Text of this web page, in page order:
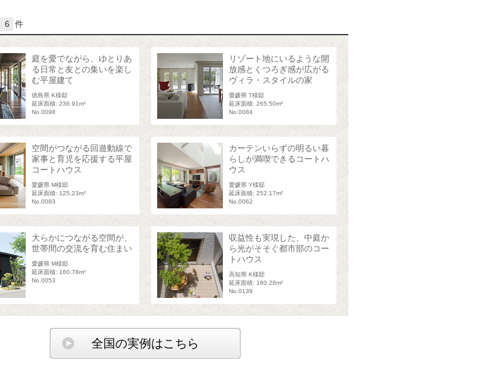
6 件
庭を愛でながら、ゆとりあ
る日常と友との集いを楽し
む平屋建て
徳島県 K様邸
延床面積: 236.91m²
No.0098
リゾート地にいるような開
放感とくつろぎ感が広がる
ヴィラ・スタイルの家
愛媛県 T様邸
延床面積: 265.50m²
No.0084
空間がつながる回遊動線で
家事と育児を応援する平屋
コートハウス
愛媛県 M様邸
延床面積: 125.23m²
No.0083
カーテンいらずの明るい暮
らしが満喫できるコートハ
ウス
愛媛県 Y様邸
延床面積: 252.17m²
No.0062
大らかにつながる空間が、
世帯間の交流を育む住まい
愛媛県 M様邸
延床面積: 160.78m²
No.0053
収益性も実現した、中庭か
ら光がそそぐ都市部のコー
トハウス
高知県 K様邸
延床面積: 180.28m²
No.0139
全国の実例はこちら